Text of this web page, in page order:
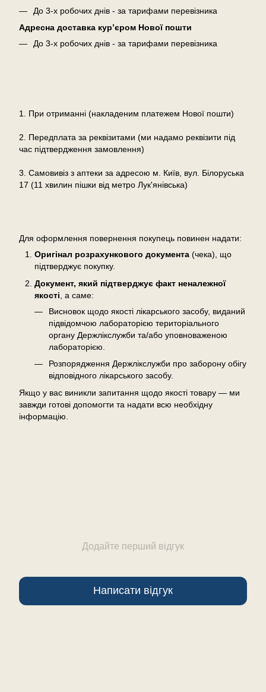
До 3-х робочих днів - за тарифами перевізника
Адресна доставка кур’єром Нової пошти
До 3-х робочих днів - за тарифами перевізника
1. При отриманні (накладеним платежем Нової пошти)
2. Передплата за реквізитами (ми надамо реквізити під
час підтвердження замовлення)
3. Самовивіз з аптеки за адресою м. Київ, вул. Білоруська
17 (11 хвилин пішки від метро Лук'янівська)
Для оформлення повернення покупець повинен надати:
Оригінал розрахункового документа (чека), що
підтверджує покупку.
Документ, який підтверджує факт неналежної
якості , а саме:
Висновок щодо якості лікарського засобу, виданий
підвідомчою лабораторією територіального
органу Держлікслужби та/або уповноваженою
лабораторією.
Розпорядження Держлікслужби про заборону обігу
відповідного лікарського засобу.
Якщо у вас виникли запитання щодо якості товару — ми
завжди готові допомогти та надати всю необхідну
інформацію.
Додайте перший відгук
Написати відгук